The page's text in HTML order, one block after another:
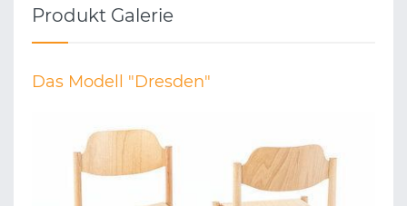
Produkt Galerie
Das Modell "Dresden"